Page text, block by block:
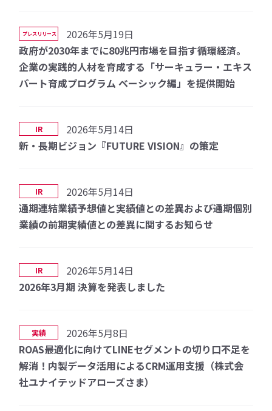
プレスリリース
2026年5月19日
政府が2030年までに80兆円市場を目指す循環経済。
企業の実践的人材を育成する「サーキュラー・エキス
パート育成プログラム ベーシック編」を提供開始
IR
2026年5月14日
新・長期ビジョン『FUTURE VISION』の策定
IR
2026年5月14日
通期連結業績予想値と実績値との差異および通期個別
業績の前期実績値との差異に関するお知らせ
IR
2026年5月14日
2026年3月期 決算を発表しました
実績
2026年5月8日
ROAS最適化に向けてLINEセグメントの切り口不足を
解消！内製データ活用によるCRM運用支援（株式会
社ユナイテッドアローズさま）